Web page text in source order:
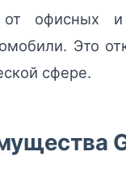
от офисных
Это
сфере.